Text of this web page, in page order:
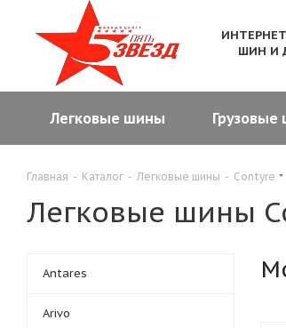
ШИН И
Легковые шины
Главная - Каталог - Легковые шины - Contyre
Легковые шины
Antares
Arivo